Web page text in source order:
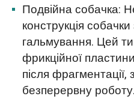
Подвійна собачка:
конструкція
гальмування. Цей
фрикційної
після
безперервну роботу.